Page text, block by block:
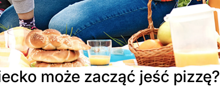
może zacząć jeść pizzę?